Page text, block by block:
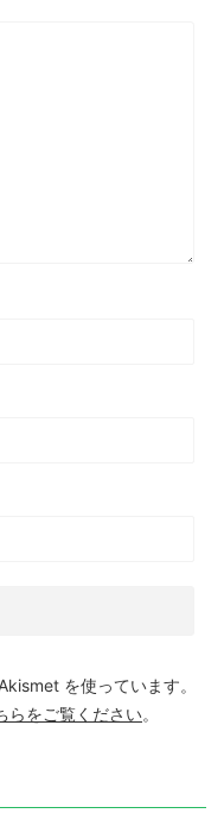
を使っています。
らをご覧ください。